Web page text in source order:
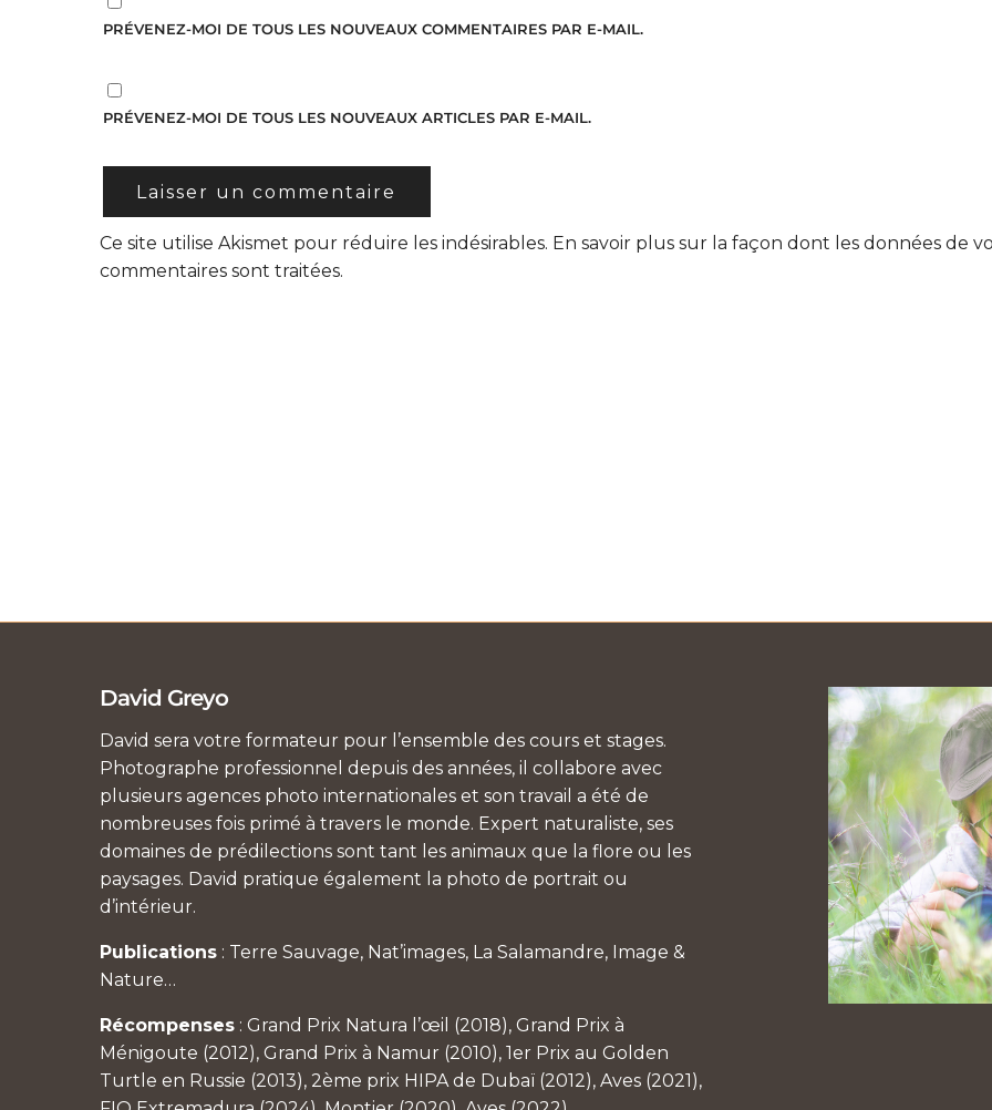
PRÉVENEZ-MOI DE TOUS LES NOUVEAUX COMMENTAIRES PAR E-MAIL.
PRÉVENEZ-MOI DE TOUS LES NOUVEAUX ARTICLES PAR E-MAIL.
Ce site utilise Akismet pour réduire les indésirables. En savoir plus sur la façon dont les données de
commentaires sont traitées.
David Greyo
David sera votre formateur pour l’ensemble des cours et stages.
Photographe professionnel depuis des années, il collabore avec
plusieurs agences photo internationales et son travail a été de
nombreuses fois primé à travers le monde. Expert naturaliste, ses
domaines de prédilections sont tant les animaux que la flore ou les
paysages. David pratique également la photo de portrait ou
d’intérieur.
Publications : Terre Sauvage, Nat’images, La Salamandre, Image &
Nature…
Récompenses : Grand Prix Natura l’œil (2018), Grand Prix à
Ménigoute (2012), Grand Prix à Namur (2010), 1er Prix au Golden
Turtle en Russie (2013), 2ème prix HIPA de Dubaï (2012), Aves (2021),